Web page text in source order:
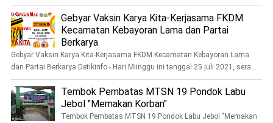
Gebyar Vaksin Karya Kita-Kerjasama FKDM
Kecamatan Kebayoran Lama dan Partai
Berkarya
Gebyar Vaksin Karya Kita-Kerjasama FKDM Kecamatan Kebayoran Lama
dan Partai Berkarya Detikinfo - Hari Miinggu ini tanggal 25 juli 2021, sera...
Tembok Pembatas MTSN 19 Pondok Labu
Jebol "Memakan Korban"
Tembok Pembatas MTSN 19 Pondok Labu Jebol "Memakan